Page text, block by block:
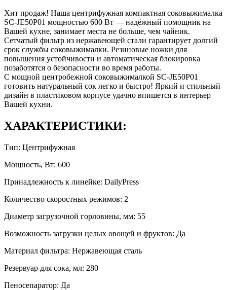
Хит продаж! Наша центрифужная компактная соковыжималка
SC-JE50Р01 мощностью 600 Вт — надёжный помощник на
Вашей кухне, занимает места не больше, чем чайник.
Сетчатый фильтр из нержавеющей стали гарантирует долгий
срок службы соковыжималки. Резиновые ножки для
повышения устойчивости и автоматическая блокировка
позаботятся о безопасности во время работы.
С мощной центробежной соковыжималкой SC-JE50Р01
готовить натуральный сок легко и быстро! Яркий и стильный
дизайн в пластиковом корпусе удачно впишется в интерьер
Вашей кухни.
ХАРАКТЕРИСТИКИ:
Тип: Центрифужная
Мощность, Вт: 600
Принадлежность к линейке: DailyPress
Количество скоростных режимов: 2
Диаметр загрузочной горловины, мм: 55
Возможность загрузки целых овощей и фруктов: Да
Материал фильтра: Нержавеющая сталь
Резервуар для сока, мл: 280
Пеносепаратор: Да